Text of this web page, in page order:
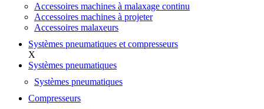
Accessoires machines à malaxage continu
Accessoires machines à projeter
Accessoires malaxeurs
Systèmes pneumatiques et compresseurs
X
Systèmes pneumatiques
Systèmes pneumatiques
Compresseurs